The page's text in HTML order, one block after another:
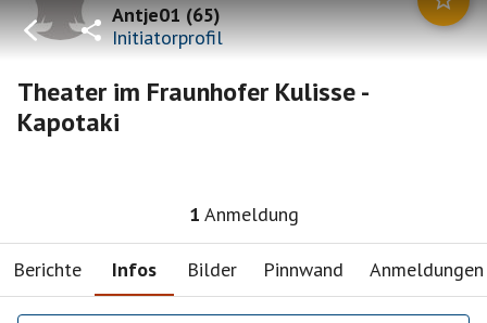
Antje01(65)
Initiatorprofil
Theater im Fraunhofer Kulisse -
Kapotaki
1 Anmeldung
Berichte Infos Bilder Pinnwand Anmeldungen